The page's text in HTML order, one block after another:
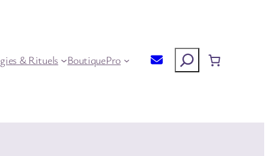
& Rituels BoutiquePro Rechercher